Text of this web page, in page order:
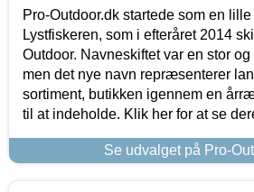
Pro-Outdoor.dk startede som en
Lystfiskeren, som i efteråret 2014
Outdoor. Navneskiftet var en stor
men det nye navn repræsenterer
sortiment, butikken igennem en
til at indeholde. Klik her for at se
Se udvalget på Pro-